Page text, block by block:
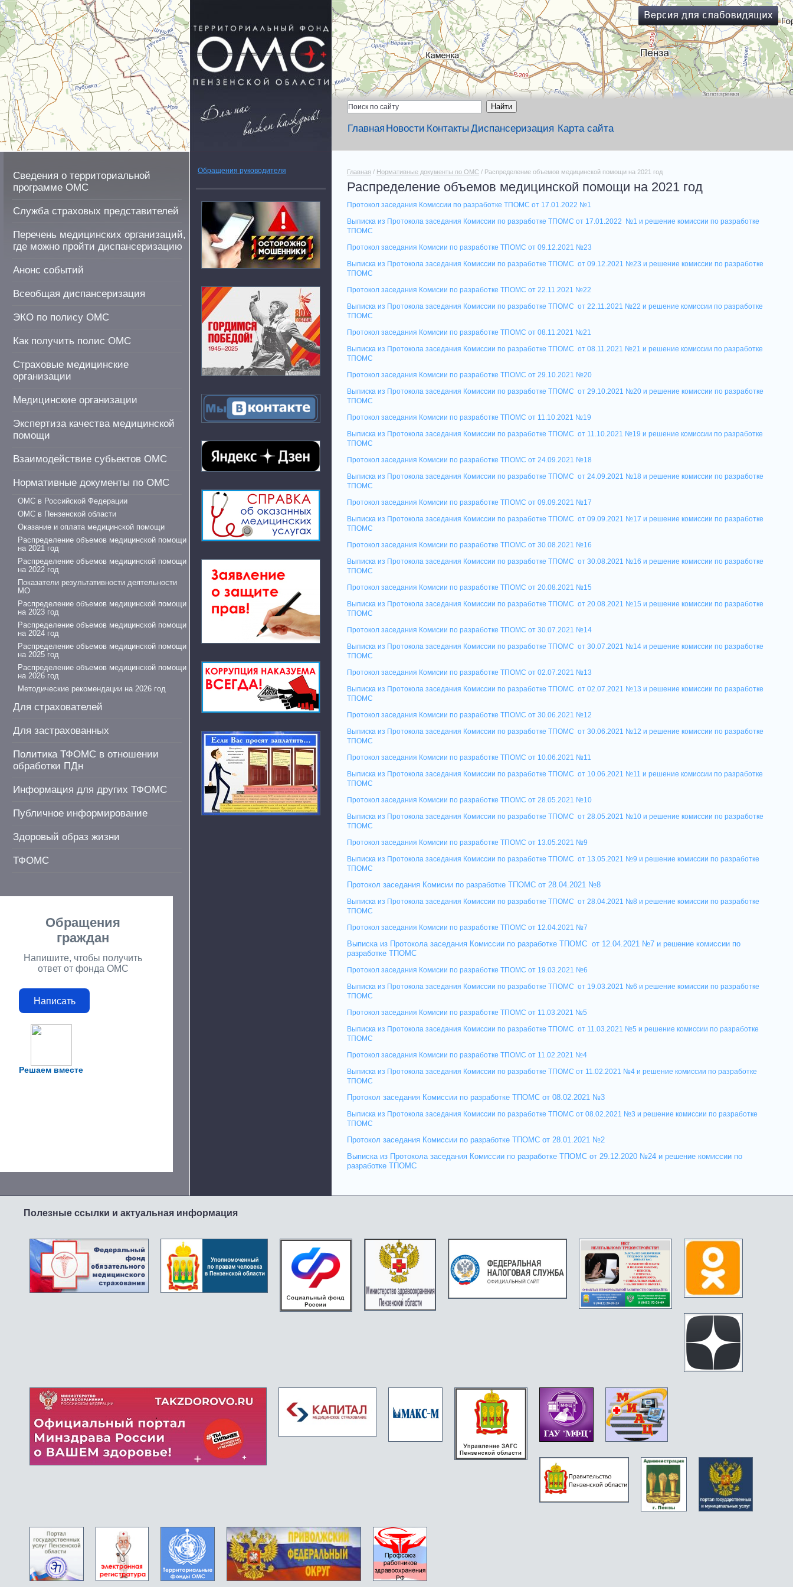
Главная Новости Контакты Диспансеризация Карта сайта
Сведения о территориальной
программе ОМС
Служба страховых представителей
Перечень медицинских организаций,
где можно пройти диспансеризацию
Анонс событий
Всеобщая диспансеризация
ЭКО по полису ОМС
Как получить полис ОМС
Страховые медицинские
организации
Медицинские организации
Экспертиза качества медицинской
помощи
Взаимодействие субьектов ОМС
Нормативные документы по ОМС
ОМС в Российской Федерации
ОМС в Пензенской области
Оказание и оплата медицинской помощи
Распределение объемов медицинской помощи
на 2021 год
Распределение объемов медицинской помощи
на 2022 год
Показатели результативности деятельности
МО
Распределение объемов медицинской помощи
на 2023 год
Распределение объемов медицинской помощи
на 2024 год
Распределение объемов медицинской помощи
на 2025 год
Распределение объемов медицинской помощи
на 2026 год
Методические рекомендации на 2026 год
Для страхователей
Для застрахованных
Политика ТФОМС в отношении
обработки ПДн
Информация для других ТФОМС
Публичное информирование
Здоровый образ жизни
ТФОМС
Решаем вместе
Обращения
граждан
Напишите, чтобы получить
ответ от фонда ОМС
Написать
Обращения руководителя Главная / Нормативные документы по ОМС / Распределение объемов медицинской помощи на 2021 год
Распределение объемов медицинской помощи на 2021 год
Протокол заседания Комиссии по разработке ТПОМС от 17.01.2022 №1
Выписка из Протокола заседания Комиссии по разработке ТПОМС от 17.01.2022 №1 и решение комиссии по разработке
ТПОМС
Протокол заседания Комисии по разработке ТПОМС от 09.12.2021 №23
Выписка из Протокола заседания Комиссии по разработке ТПОМС от 09.12.2021 №23 и решение комиссии по разработке
ТПОМС
Протокол заседания Комисии по разработке ТПОМС от 22.11.2021 №22
Выписка из Протокола заседания Комиссии по разработке ТПОМС от 22.11.2021 №22 и решение комиссии по разработке
ТПОМС
Протокол заседания Комисии по разработке ТПОМС от 08.11.2021 №21
Выписка из Протокола заседания Комиссии по разработке ТПОМС от 08.11.2021 №21 и решение комиссии по разработке
ТПОМС
Протокол заседания Комисии по разработке ТПОМС от 29.10.2021 №20
Выписка из Протокола заседания Комиссии по разработке ТПОМС от 29.10.2021 №20 и решение комиссии по разработке
ТПОМС
Протокол заседания Комисии по разработке ТПОМС от 11.10.2021 №19
Выписка из Протокола заседания Комиссии по разработке ТПОМС от 11.10.2021 №19 и решение комиссии по разработке
ТПОМС
Протокол заседания Комисии по разработке ТПОМС от 24.09.2021 №18
Выписка из Протокола заседания Комиссии по разработке ТПОМС от 24.09.2021 №18 и решение комиссии по разработке
ТПОМС
Протокол заседания Комисии по разработке ТПОМС от 09.09.2021 №17
Выписка из Протокола заседания Комиссии по разработке ТПОМС от 09.09.2021 №17 и решение комиссии по разработке
ТПОМС
Протокол заседания Комисии по разработке ТПОМС от 30.08.2021 №16
Выписка из Протокола заседания Комиссии по разработке ТПОМС от 30.08.2021 №16 и решение комиссии по разработке
ТПОМС
Протокол заседания Комисии по разработке ТПОМС от 20.08.2021 №15
Выписка из Протокола заседания Комиссии по разработке ТПОМС от 20.08.2021 №15 и решение комиссии по разработке
ТПОМС
Протокол заседания Комисии по разработке ТПОМС от 30.07.2021 №14
Выписка из Протокола заседания Комиссии по разработке ТПОМС от 30.07.2021 №14 и решение комиссии по разработке
ТПОМС
Протокол заседания Комисии по разработке ТПОМС от 02.07.2021 №13
Выписка из Протокола заседания Комиссии по разработке ТПОМС от 02.07.2021 №13 и решение комиссии по разработке
ТПОМС
Протокол заседания Комисии по разработке ТПОМС от 30.06.2021 №12
Выписка из Протокола заседания Комиссии по разработке ТПОМС от 30.06.2021 №12 и решение комиссии по разработке
ТПОМС
Протокол заседания Комисии по разработке ТПОМС от 10.06.2021 №11
Выписка из Протокола заседания Комиссии по разработке ТПОМС от 10.06.2021 №11 и решение комиссии по разработке
ТПОМС
Протокол заседания Комисии по разработке ТПОМС от 28.05.2021 №10
Выписка из Протокола заседания Комиссии по разработке ТПОМС от 28.05.2021 №10 и решение комиссии по разработке
ТПОМС
Протокол заседания Комисии по разработке ТПОМС от 13.05.2021 №9
Выписка из Протокола заседания Комиссии по разработке ТПОМС от 13.05.2021 №9 и решение комиссии по разработке
ТПОМС
Протокол заседания Комисии по разработке ТПОМС от 28.04.2021 №8
Выписка из Протокола заседания Комиссии по разработке ТПОМС от 28.04.2021 №8 и решение комиссии по разработке
ТПОМС
Протокол заседания Комисии по разработке ТПОМС от 12.04.2021 №7
Выписка из Протокола заседания Комиссии по разработке ТПОМС от 12.04.2021 №7 и решение комиссии по
разработке ТПОМС
Протокол заседания Комисии по разработке ТПОМС от 19.03.2021 №6
Выписка из Протокола заседания Комиссии по разработке ТПОМС от 19.03.2021 №6 и решение комиссии по разработке
ТПОМС
Протокол заседания Комисии по разработке ТПОМС от 11.03.2021 №5
Выписка из Протокола заседания Комиссии по разработке ТПОМС от 11.03.2021 №5 и решение комиссии по разработке
ТПОМС
Протокол заседания Комисии по разработке ТПОМС от 11.02.2021 №4
Выписка из Протокола заседания Комиссии по разработке ТПОМС от 11.02.2021 №4 и решение комиссии по разработке
ТПОМС
Протокол заседания Комиссии по разработке ТПОМС от 08.02.2021 №3
Выписка из Протокола заседания Комиссии по разработке ТПОМС от 08.02.2021 №3 и решение комиссии по разработке
ТПОМС
Протокол заседания Комиссии по разработке ТПОМС от 28.01.2021 №2
Выписка из Протокола заседания Комиссии по разработке ТПОМС от 29.12.2020 №24 и решение комиссии по
разработке ТПОМС
Полезные ссылки и актуальная информация